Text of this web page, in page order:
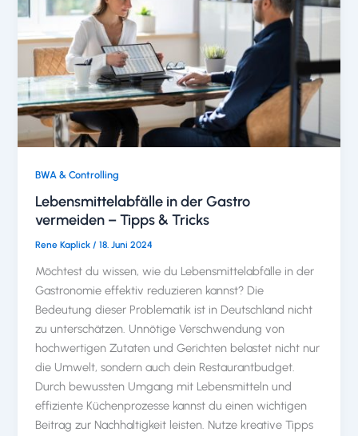
BWA & Controlling
Lebensmittelabfälle in der Gastro
vermeiden – Tipps & Tricks
Rene Kaplick/18. Juni 2024
Möchtest du wissen, wie du Lebensmittelabfälle in der
Gastronomie effektiv reduzieren kannst? Die
Bedeutung dieser Problematik ist in Deutschland nicht
zu unterschätzen. Unnötige Verschwendung von
hochwertigen Zutaten und Gerichten belastet nicht nur
die Umwelt, sondern auch dein Restaurantbudget.
Durch bewussten Umgang mit Lebensmitteln und
effiziente Küchenprozesse kannst du einen wichtigen
Beitrag zur Nachhaltigkeit leisten. Nutze kreative Tipps